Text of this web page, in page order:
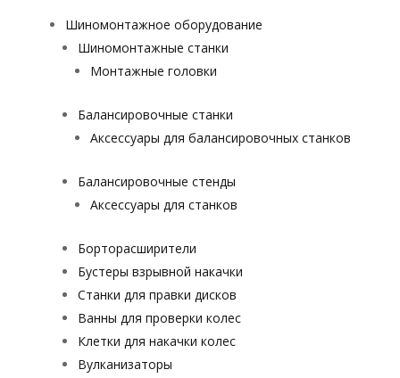
Шиномонтажное оборудование
Шиномонтажные станки
Монтажные головки
Балансировочные станки
Аксессуары для балансировочных станков
Балансировочные стенды
Аксессуары для станков
Борторасширители
Бустеры взрывной накачки
Станки для правки дисков
Ванны для проверки колес
Клетки для накачки колес
Вулканизаторы